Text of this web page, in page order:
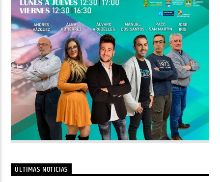
ÚLTIMAS NOTICIAS